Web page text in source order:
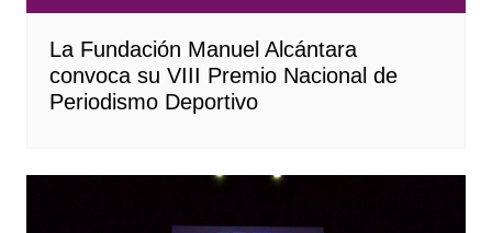
La Fundación Manuel Alcántara
convoca su VIII Premio Nacional de
Periodismo Deportivo